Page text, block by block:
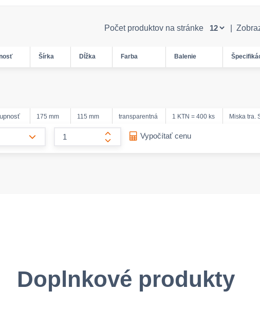
Počet produktov na stránke
Šírka Dĺžka Farba Balenie
175 mm 115 mm transparentná 1 KTN = 400 ks Miska tra.
form.increase-amount
Vypočítať cenu
Doplnkové produkty